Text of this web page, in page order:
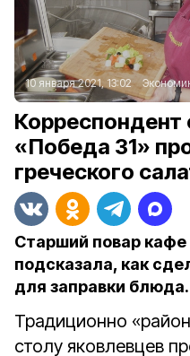
10 января 2021, 13:02
Корреспондент
«Победа 31»
греческого
Старший повар кафе
подсказала, как
для заправки блюда.
Традиционно
столу яковлевцев